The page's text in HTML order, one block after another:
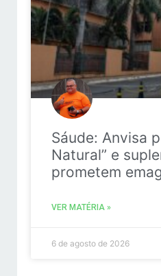
Sáude: Anvisa
Natural” e
prometem
VER MATÉRIA »
6 de agosto de 2026